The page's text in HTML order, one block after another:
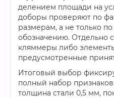
делением площади на
доборы проверяют по
размерам, а не только
обозначению. Отдельно
кляммеры либо
предусмотренные
Итоговый выбор
полный набор
толщина стали 0,5 мм,